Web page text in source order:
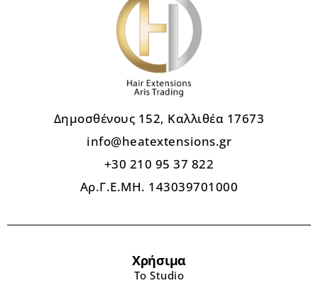
Δημοσθένους 152, Καλλιθέα 17673
info@heatextensions.gr
+30 210 95 37 822
Αρ.Γ.Ε.ΜΗ. 143039701000
Χρήσιμα
Το Studio